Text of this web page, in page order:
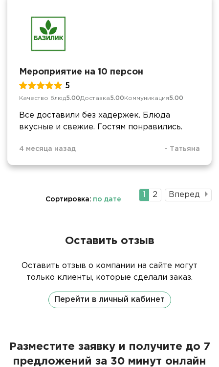
Мероприятие на 10 персон
5
Качество блюд5.00Доставка5.00 Коммуникация5.00
Все доставили без хадержек. Блюда
вкусные и свежие. Гостям понравились.
4 месяца назад - Татьяна
Текущая
Страница
2 Вперед
Сортировка: по дате
Оставить отзыв
Оставить отзыв о компании на сайте могут
только клиенты, которые сделали заказ.
Перейти в личный кабинет
Разместите заявку и получите до 7
предложений за 30 минут онлайн